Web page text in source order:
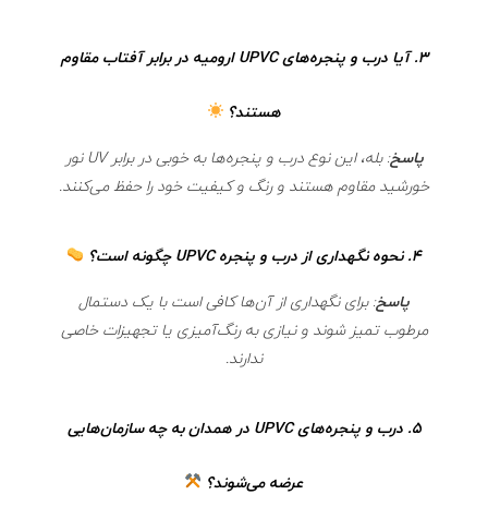
3. آیا درب و پنجره‌های UPVC ارومیه در برابر آفتاب مقاوم
هستند؟
پاسخ
: بله، این نوع درب و پنجره‌ها به خوبی در برابر UV نور
خورشید مقاوم هستند و رنگ و کیفیت خود را حفظ می‌کنند.
4. نحوه نگهداری از درب و پنجره UPVC چگونه است؟
پاسخ: برای نگهداری از آن‌ها کافی است با یک دستمال
مرطوب تمیز شوند و نیازی به رنگ‌آمیزی یا تجهیزات خاصی
ندارند.
5. درب و پنجره‌های UPVC در همدان به چه سازمان‌هایی
عرضه می‌شوند؟